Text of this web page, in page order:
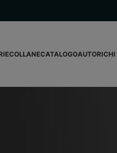
COLLANECATALOGOAUTORICHI